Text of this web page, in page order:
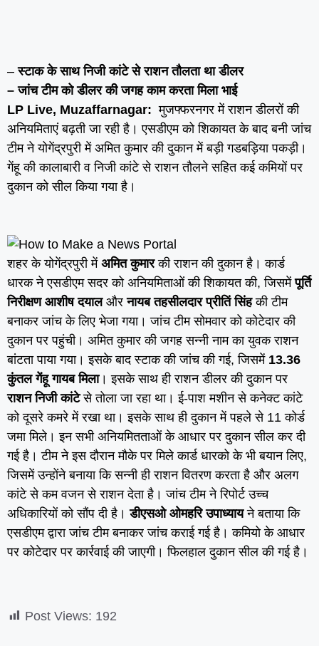
–स्टाक के साथ निजी कांटे से राशन तौलता था डीलर
– जांच टीम को डीलर की जगह काम करता मिला भाई
LP Live, Muzaffarnagar: मुजफ्फरनगर में राशन डीलरों की
अनियमिताएं बढ़ती जा रही है। एसडीएम को शिकायत के बाद बनी जांच
टीम ने योगेंद्रपुरी में अमित कुमार की दुकान में बड़ी गडबड़िया पकड़ी।
गेंहू की कालाबारी व निजी कांटे से राशन तौलने सहित कई कमियों पर
दुकान को सील किया गया है।
शहर के योगेंद्रपुरी में अमित कुमारकी राशन की दुकान है। कार्ड
धारक ने एसडीएम सदर को अनियमिताओं की शिकायत की, जिसमेंपूर्ति
निरीक्षण आशीष दयालऔरनायब तहसीलदार प्रीतिं सिंहकी टीम
बनाकर जांच के लिए भेजा गया। जांच टीम सोमवार को कोटेदार की
दुकान पर पहुंची। अमित कुमार की जगह सन्नी नाम का युवक राशन
बांटता पाया गया। इसके बाद स्टाक की जांच की गई, जिसमें 13.36
कुंतल गेंहू गायब मिला। इसके साथ ही राशन डीलर की दुकान पर
राशन निजी कांटेसे तोला जा रहा था। ई-पाश मशीन से कनेक्ट कांटे
को दूसरे कमरे में रखा था। इसके साथ ही दुकान में पहले से 11 कोर्ड
जमा मिले। इन सभी अनियमितताओं के आधार पर दुकान सील कर दी
गई है। टीम ने इस दौरान मौके पर मिले कार्ड धारको के भी बयान लिए,
जिसमें उन्होंने बनाया कि सन्नी ही राशन वितरण करता है और अलग
कांटे से कम वजन से राशन देता है। जांच टीम ने रिपोर्ट उच्च
अधिकारियों को सौंप दी है।डीएसओ ओमहरि उपाध्यायने बताया कि
एसडीएम द्वारा जांच टीम बनाकर जांच कराई गई है। कमियो के आधार
पर कोटेदार पर कार्रवाई की जाएगी। फिलहाल दुकान सील की गई है।
Post Views: 192